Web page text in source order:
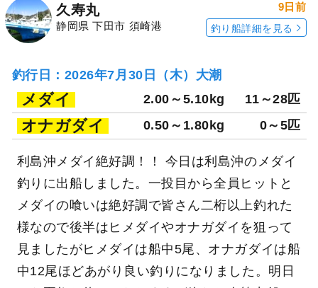
久寿丸
静岡県 下田市 須崎港
9日前
釣り船詳細を見る
釣行日：2026年7月30日（木）大潮
メダイ 2.00～5.10kg 11～28匹
オナガダイ 0.50～1.80kg 0～5匹
利島沖メダイ絶好調！！ 今日は利島沖のメダイ
釣りに出船しました。一投目から全員ヒットと
メダイの喰いは絶好調で皆さん二桁以上釣れた
様なので後半はヒメダイやオナガダイを狙って
見ましたがヒメダイは船中5尾、オナガダイは船
中12尾ほどあがり良い釣りになりました。明日